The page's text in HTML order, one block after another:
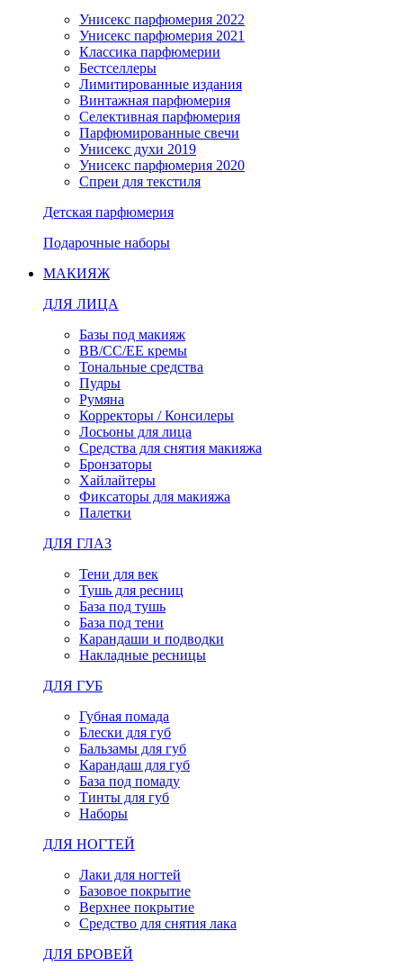
Унисекс парфюмерия 2022
Унисекс парфюмерия 2021
Классика парфюмерии
Бестселлеры
Лимитированные издания
Винтажная парфюмерия
Селективная парфюмерия
Парфюмированные свечи
Унисекс духи 2019
Унисекс парфюмерия 2020
Спреи для текстиля
Детская парфюмерия
Подарочные наборы
МАКИЯЖ
ДЛЯ ЛИЦА
Базы под макияж
BB/CC/EE кремы
Тональные средства
Пудры
Румяна
Корректоры / Консилеры
Лосьоны для лица
Средства для снятия макияжа
Бронзаторы
Хайлайтеры
Фиксаторы для макияжа
Палетки
ДЛЯ ГЛАЗ
Тени для век
Тушь для ресниц
База под тушь
База под тени
Карандаши и подводки
Накладные ресницы
ДЛЯ ГУБ
Губная помада
Блески для губ
Бальзамы для губ
Карандаш для губ
База под помаду
Тинты для губ
Наборы
ДЛЯ НОГТЕЙ
Лаки для ногтей
Базовое покрытие
Верхнее покрытие
Средство для снятия лака
ДЛЯ БРОВЕЙ